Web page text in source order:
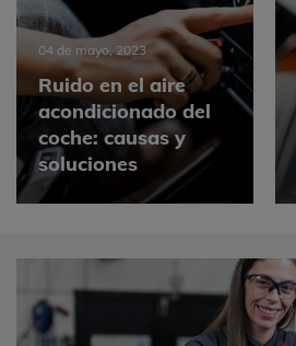
27 de febrero, 2026
¿Existen soportes
de móvil para coche
homologados por la
DGT?